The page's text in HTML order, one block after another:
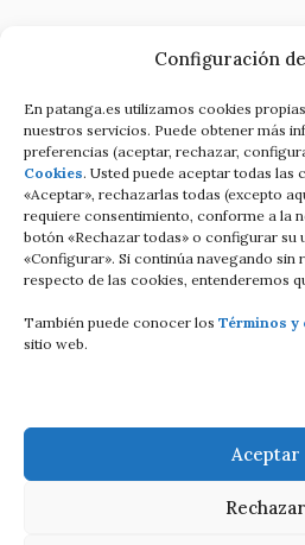
Configuración
En patanga.es utilizamos cookies
nuestros servicios. Puede obtener más
preferencias (aceptar, rechazar,
Cookies. Usted puede aceptar todas las
«Aceptar», rechazarlas todas (excepto
requiere consentimiento, conforme a la
botón «Rechazar todas» o configurar su
«Configurar». Si continúa navegando
respecto de las cookies, entenderemos
También puede conocer los Términos y
sitio web.
Aceptar
Rechazar
Términos y condiciones
Condiciones de contratación
C/Altamira
Luanco Asturias
Tell: +34
Email: